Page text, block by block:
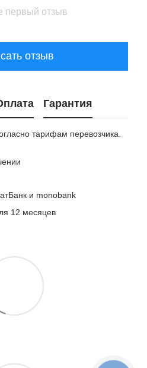
первый отзыв
отзыв
Гарантия
тарифам перевозчика.
и monobank
12 месяцев